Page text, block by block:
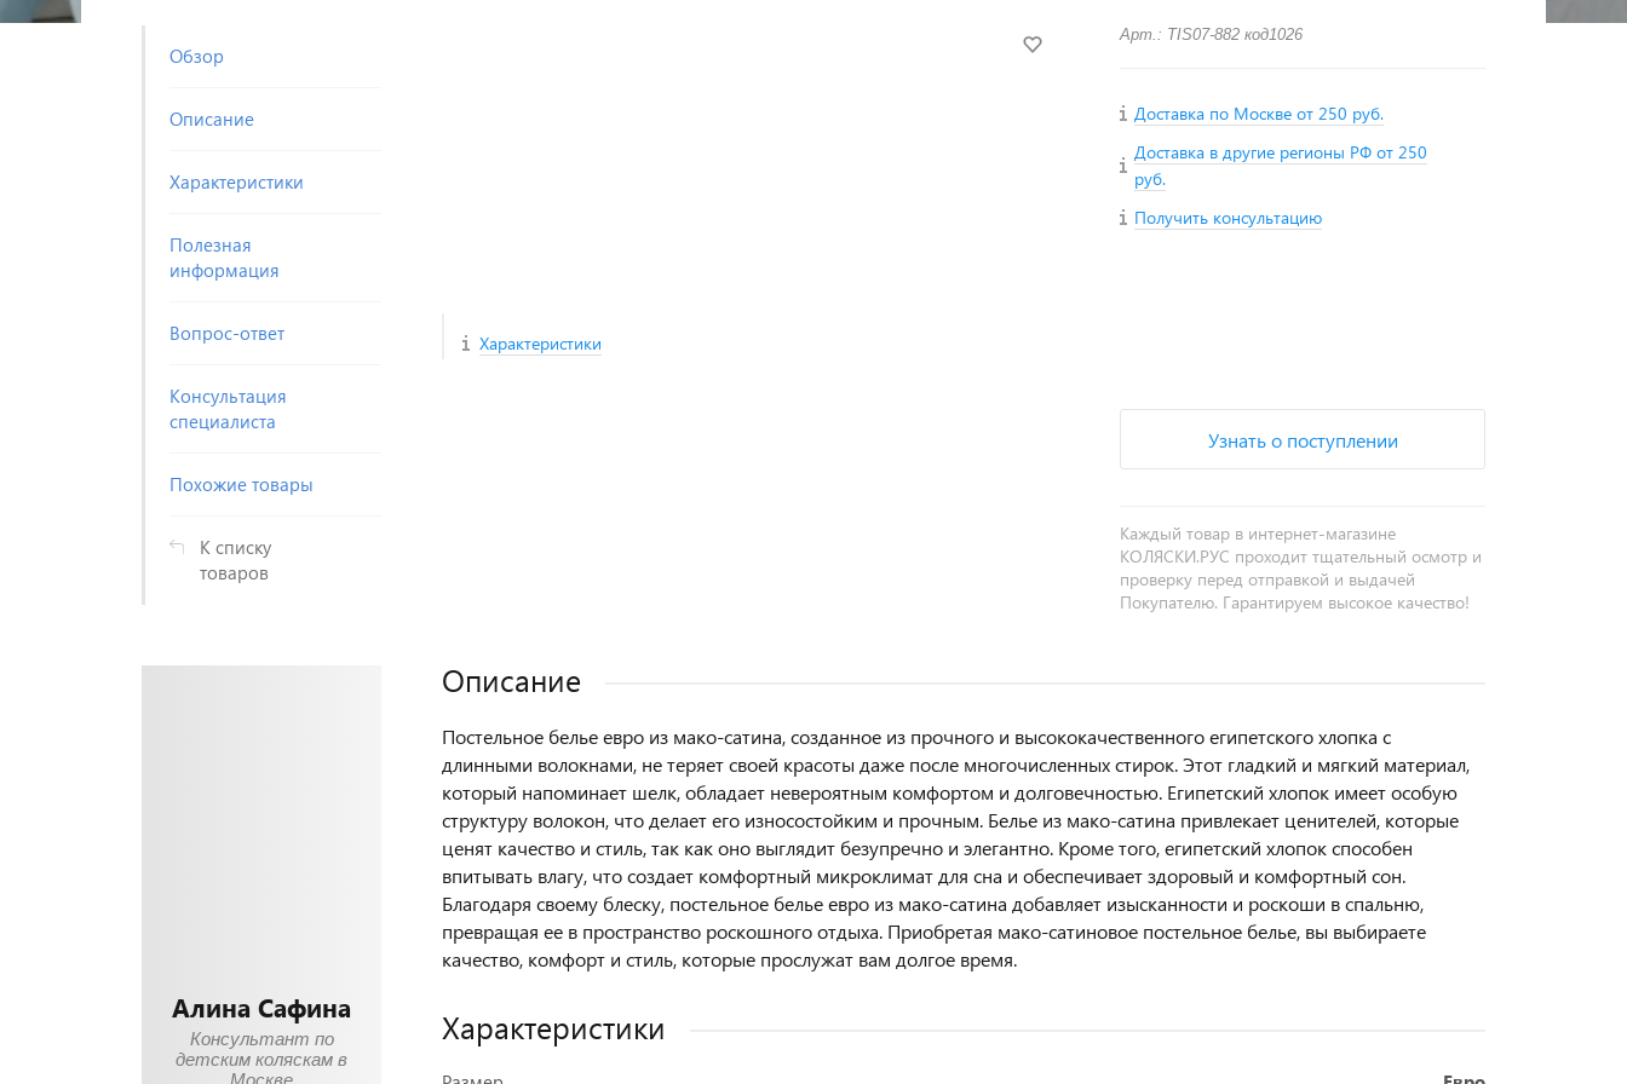
Обзор
Описание
Характеристики
Полезная
информация
Вопрос-ответ
Консультация
специалиста
Похожие товары
К списку
товаров
Алина Сафина
Консультант по
детским коляскам в
Москве
Характеристики
Арт.: TIS07-882 код1026
Доставка по Москве от 250 руб.
Доставка в другие регионы РФ от 250
руб.
Получить консультацию
Узнать о поступлении
Каждый товар в интернет-магазине
КОЛЯСКИ.РУС проходит тщательный осмотр и
проверку перед отправкой и выдачей
Покупателю. Гарантируем высокое качество!
Описание
Постельное белье евро из мако-сатина, созданное из прочного и высококачественного египетского хлопка с
длинными волокнами, не теряет своей красоты даже после многочисленных стирок. Этот гладкий и мягкий материал,
который напоминает шелк, обладает невероятным комфортом и долговечностью. Египетский хлопок имеет особую
структуру волокон, что делает его износостойким и прочным. Белье из мако-сатина привлекает ценителей, которые
ценят качество и стиль, так как оно выглядит безупречно и элегантно. Кроме того, египетский хлопок способен
впитывать влагу, что создает комфортный микроклимат для сна и обеспечивает здоровый и комфортный сон.
Благодаря своему блеску, постельное белье евро из мако-сатина добавляет изысканности и роскоши в спальню,
превращая ее в пространство роскошного отдыха. Приобретая мако-сатиновое постельное белье, вы выбираете
качество, комфорт и стиль, которые прослужат вам долгое время.
Характеристики